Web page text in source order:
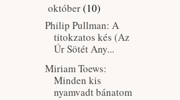
▼október(10)
Philip Pullman: A ​
titokzatos kés (Az
Úr Sötét Any...
Miriam Toews:
Minden ​kis
nyamvadt bánatom